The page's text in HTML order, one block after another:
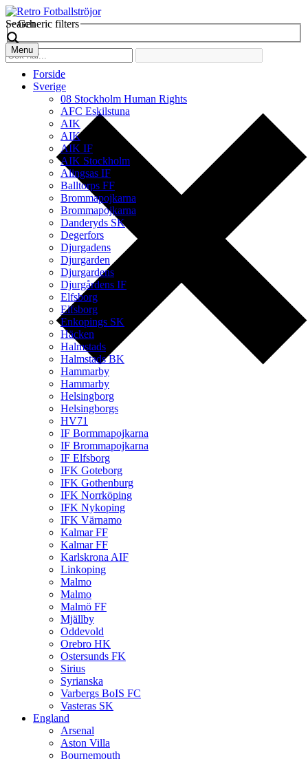
Search
Generic filters
Menu
Forside
Sverige
08 Stockholm Human Rights
AFC Eskilstuna
AIK
AIK
AIK IF
AIK Stockholm
Alingsas IF
Balltorps FF
Brommapojkarna
Brommapojkarna
Danderyds SK
Degerfors
Djurgadens
Djurgarden
Djurgardens
Djurgårdens IF
Elfsborg
Elfsborg
Enkopings SK
Häcken
Halmstads
Halmstads BK
Hammarby
Hammarby
Helsingborg
Helsingborgs
HV71
IF Bormmapojkarna
IF Brommapojkarna
IF Elfsborg
IFK Goteborg
IFK Gothenburg
IFK Norrköping
IFK Nykoping
IFK Värnamo
Kalmar FF
Kalmar FF
Karlskrona AIF
Linkoping
Malmo
Malmo
Malmö FF
Mjällby
Oddevold
Orebro HK
Ostersunds FK
Sirius
Syrianska
Varbergs BoIS FC
Vasteras SK
England
Arsenal
Aston Villa
Bournemouth